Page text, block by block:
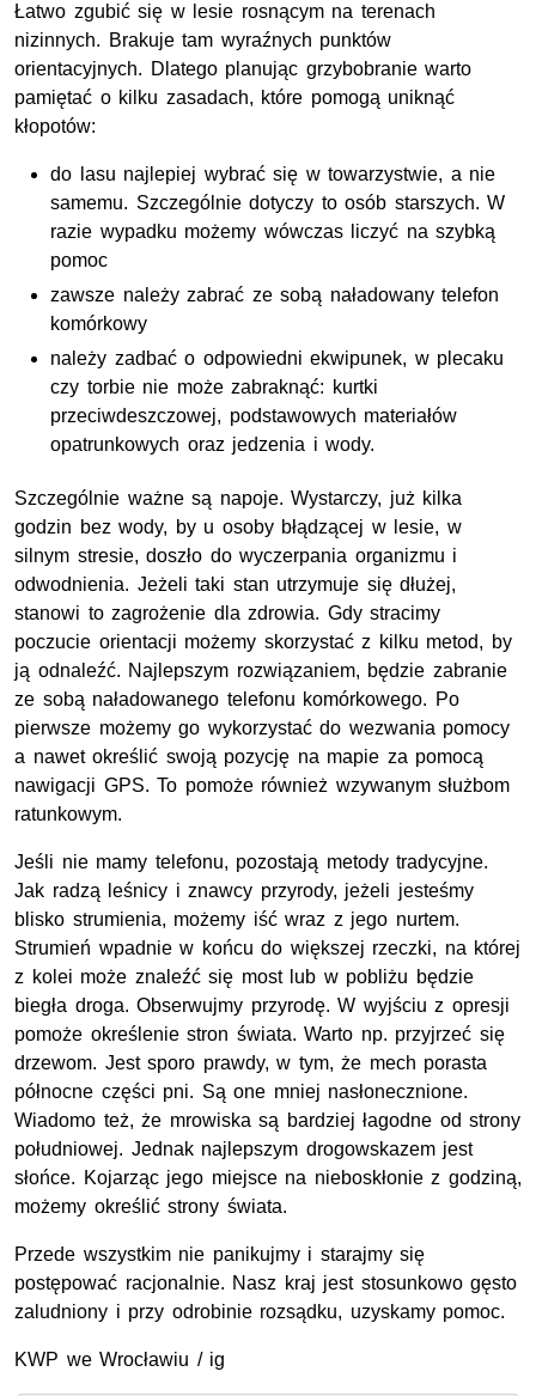
Łatwo zgubić się w lesie rosnącym na terenach
nizinnych. Brakuje tam wyraźnych punktów
orientacyjnych. Dlatego planując grzybobranie warto
pamiętać o kilku zasadach, które pomogą uniknąć
kłopotów:
do lasu najlepiej wybrać się w towarzystwie, a nie
samemu. Szczególnie dotyczy to osób starszych. W
razie wypadku możemy wówczas liczyć na szybką
pomoc
zawsze należy zabrać ze sobą naładowany telefon
komórkowy
należy zadbać o odpowiedni ekwipunek, w plecaku
czy torbie nie może zabraknąć: kurtki
przeciwdeszczowej, podstawowych materiałów
opatrunkowych oraz jedzenia i wody.
Szczególnie ważne są napoje. Wystarczy, już kilka
godzin bez wody, by u osoby błądzącej w lesie, w
silnym stresie, doszło do wyczerpania organizmu i
odwodnienia. Jeżeli taki stan utrzymuje się dłużej,
stanowi to zagrożenie dla zdrowia. Gdy stracimy
poczucie orientacji możemy skorzystać z kilku metod, by
ją odnaleźć. Najlepszym rozwiązaniem, będzie zabranie
ze sobą naładowanego telefonu komórkowego. Po
pierwsze możemy go wykorzystać do wezwania pomocy
a nawet określić swoją pozycję na mapie za pomocą
nawigacji GPS. To pomoże również wzywanym służbom
ratunkowym.
Jeśli nie mamy telefonu, pozostają metody tradycyjne.
Jak radzą leśnicy i znawcy przyrody, jeżeli jesteśmy
blisko strumienia, możemy iść wraz z jego nurtem.
Strumień wpadnie w końcu do większej rzeczki, na której
z kolei może znaleźć się most lub w pobliżu będzie
biegła droga. Obserwujmy przyrodę. W wyjściu z opresji
pomoże określenie stron świata. Warto np. przyjrzeć się
drzewom. Jest sporo prawdy, w tym, że mech porasta
północne części pni. Są one mniej nasłonecznione.
Wiadomo też, że mrowiska są bardziej łagodne od strony
południowej. Jednak najlepszym drogowskazem jest
słońce. Kojarząc jego miejsce na nieboskłonie z godziną,
możemy określić strony świata.
Przede wszystkim nie panikujmy i starajmy się
postępować racjonalnie. Nasz kraj jest stosunkowo gęsto
zaludniony i przy odrobinie rozsądku, uzyskamy pomoc.
KWP we Wrocławiu / ig